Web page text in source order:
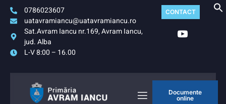
0786023607
uatavramiancu@uatavramiancu.ro
Sat.Avram Iancu nr.169, Avram Iancu,
jud. Alba
L-V 8:00 – 16.00
CONTACT
Documente
online